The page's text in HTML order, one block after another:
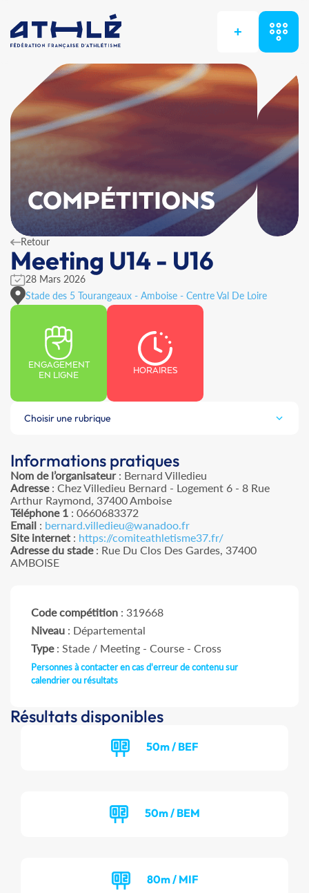
+
COMPÉTITIONS
Retour
Meeting U14 - U16
28 Mars 2026
Stade des 5 Tourangeaux - Amboise - Centre Val De Loire
ENGAGEMENT
EN LIGNE
HORAIRES
Choisir une rubrique
Informations pratiques
Nom de l’organisateur: Bernard Villedieu
Adresse: Chez Villedieu Bernard - Logement 6 - 8 Rue
Arthur Raymond, 37400 Amboise
Téléphone 1 : 0660683372
Email : bernard.villedieu@wanadoo.fr
Site internet : https://comiteathletisme37.fr/
Adresse du stade: Rue Du Clos Des Gardes, 37400
AMBOISE
Code compétition : 319668
Niveau : Départemental
Type: Stade / Meeting - Course - Cross
Personnes à contacter en cas d'erreur de contenu sur
calendrier ou résultats
Résultats disponibles
50m / BEF
50m / BEM
80m / MIF